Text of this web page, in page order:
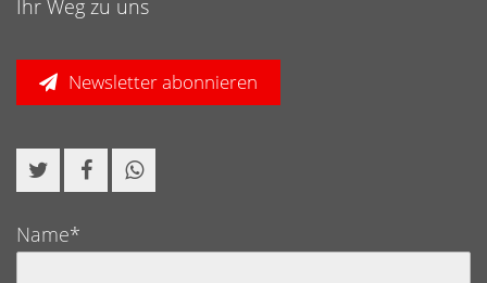
Ihr Weg zu uns
Newsletter abonnieren
Name*